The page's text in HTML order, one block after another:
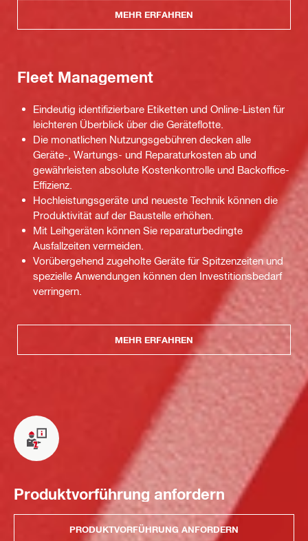
MEHR ERFAHREN
Fleet Management
Eindeutig identifizierbare Etiketten und Online-Listen für
leichteren Überblick über die Geräteflotte.
Die monatlichen Nutzungsgebühren decken alle
Geräte-, Wartungs- und Reparaturkosten ab und
gewährleisten absolute Kostenkontrolle und Backoffice-
Effizienz.
Hochleistungsgeräte und neueste Technik können die
Produktivität auf der Baustelle erhöhen.
Mit Leihgeräten können Sie reparaturbedingte
Ausfallzeiten vermeiden.
Vorübergehend zugeholte Geräte für Spitzenzeiten und
spezielle Anwendungen können den Investitionsbedarf
verringern.
MEHR ERFAHREN
Produktvorführung anfordern
PRODUKTVORFÜHRUNG ANFORDERN